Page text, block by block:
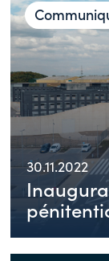
30.11.2022